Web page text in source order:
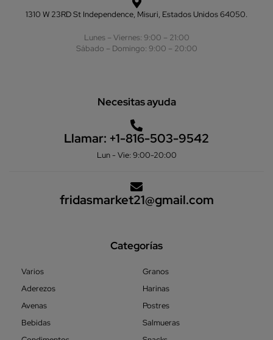
1310 W 23RD St Independence, Misuri, Estados Unidos 64050.
Lunes – Viernes: 9:00 – 21:00
Sábado – Domingo: 9:00 – 20:00
Necesitas ayuda
Llamar: +1-816-503-9542
Lun - Vie: 9:00-20:00
fridasmarket21@gmail.com
Categorías
Varios
Aderezos
Avenas
Bebidas
Granos
Harinas
Postres
Salmueras